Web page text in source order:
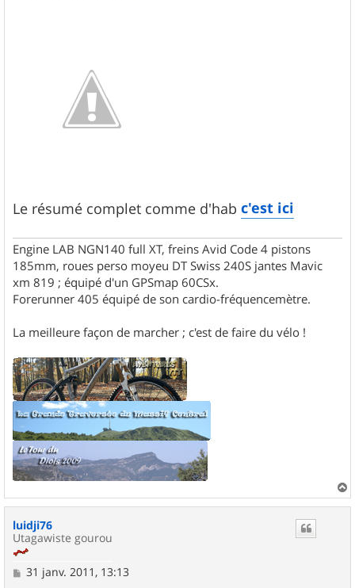
Le résumé complet comme d'hab c'est ici
Engine LAB NGN140 full XT, freins Avid Code 4 pistons
185mm, roues perso moyeu DT Swiss 240S jantes Mavic
xm 819 ; équipé d'un GPSmap 60CSx.
Forerunner 405 équipé de son cardio-fréquencemètre.
La meilleure façon de marcher ; c'est de faire du vélo !
a
luidji76
Utagawiste gourou
M
31 janv. 2011, 13:13